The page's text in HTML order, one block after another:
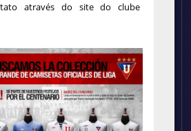
através do site do clube